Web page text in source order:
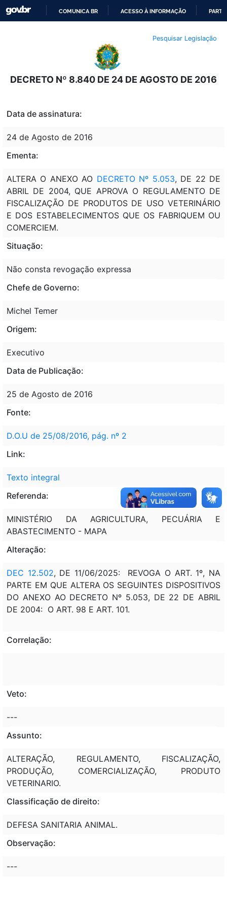
O
CONTEÚDO
COMUNICA BR ACESSO À INFORMAÇÃO
Pesquisar Legislação
DECRETO Nº 8.840 DE 24 DE AGOSTO DE 2016
Data de assinatura:
24 de Agosto de 2016
Ementa:
ALTERA O ANEXO AO DECRETO Nº 5.053, DE 22 DE
ABRIL DE 2004, QUE APROVA O REGULAMENTO DE
FISCALIZAÇÃO DE PRODUTOS DE USO VETERINÁRIO
E DOS ESTABELECIMENTOS QUE OS FABRIQUEM OU
COMERCIEM.
Situação:
Não consta revogação expressa
Chefe de Governo:
Michel Temer
Origem:
Executivo
Data de Publicação:
25 de Agosto de 2016
Fonte:
D.O.U de 25/08/2016, pág. nº 2
Link:
Texto integral
Referenda:
MINISTÉRIO DA AGRICULTURA, PECUÁRIA E
ABASTECIMENTO - MAPA
Alteração:
DEC 12.502, DE 11/06/2025: REVOGA O ART. 1º, NA
PARTE EM QUE ALTERA OS SEGUINTES DISPOSITIVOS
DO ANEXO AO DECRETO Nº 5.053, DE 22 DE ABRIL
DE 2004: O ART. 98 E ART. 101.
Correlação:
Veto:
---
Assunto:
ALTERAÇÃO, REGULAMENTO, FISCALIZAÇÃO,
PRODUÇÃO, COMERCIALIZAÇÃO, PRODUTO
VETERINARIO.
Classificação de direito:
DEFESA SANITARIA ANIMAL.
Observação:
---